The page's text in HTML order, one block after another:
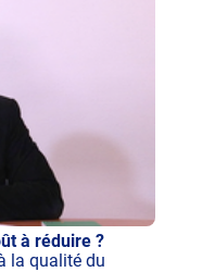
à réduire ?
la qualité du